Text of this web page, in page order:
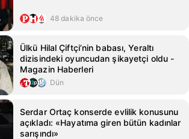
48 dakika önce
Ülkü Hilal Çiftçi’nin babası, Yeraltı
dizisindeki oyuncudan şikayetçi oldu -
Magazin Haberleri
Dün
Serdar Ortaç konserde evlilik konusunu
açıkladı: «Hayatıma giren bütün kadınlar
sarışındı»